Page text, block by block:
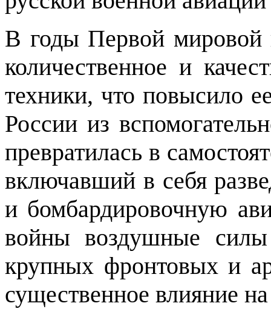
В годы Первой мировой
количественное и
техники, что повысило
России из
превратилась в
включавший в себя
и бомбардировочную
войны воздушные
крупных фронтовых и
существенное влияние